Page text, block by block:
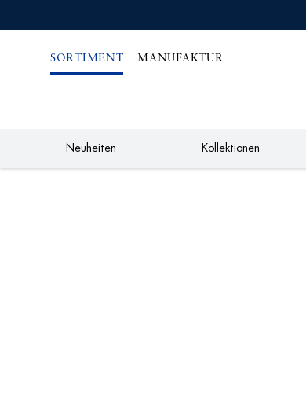
SORTIMENT MANUFAKTUR
Neuheiten Kollektionen